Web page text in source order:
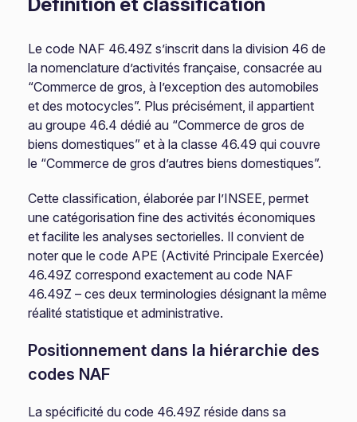
Le code NAF 46.49Z s’inscrit dans la division 46 de
la nomenclature d’activités française, consacrée au
“Commerce de gros, à l’exception des automobiles
et des motocycles”. Plus précisément, il appartient
au groupe 46.4 dédié au “Commerce de gros de
biens domestiques” et à la classe 46.49 qui couvre
le “Commerce de gros d’autres biens domestiques”.
Cette classification, élaborée par l’INSEE, permet
une catégorisation fine des activités économiques
et facilite les analyses sectorielles. Il convient de
noter que le code APE (Activité Principale Exercée)
46.49Z correspond exactement au code NAF
46.49Z – ces deux terminologies désignant la même
réalité statistique et administrative.
Positionnement dans la hiérarchie des
codes NAF
La spécificité du code 46.49Z réside dans sa